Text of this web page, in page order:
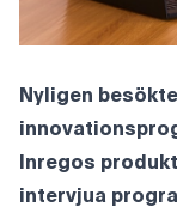
Nyligen
Inregos
intervjua